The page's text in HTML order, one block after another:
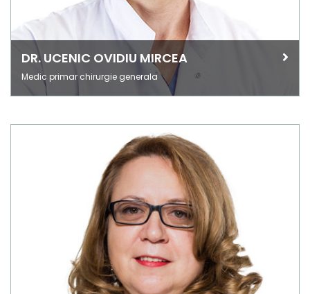
DR. UCENIC OVIDIU MIRCEA
Medic primar chirurgie generala